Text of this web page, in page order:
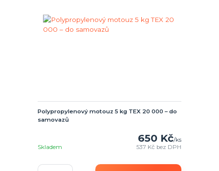
Polypropylenový motouz 5 kg TEX 20 000 – do
samovazů
650 Kč/ks
537 Kč bez DPH
Skladem